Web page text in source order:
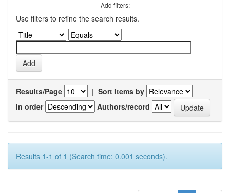
Add filters:
Use filters to refine the search results.
Results/Page | Sort items by
In order
Authors/record
Results 1-1 of 1 (Search time: 0.001 seconds).